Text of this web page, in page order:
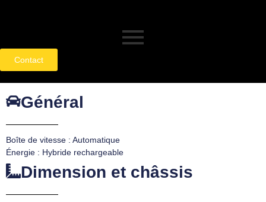
Contact
Général
Boîte de vitesse : Automatique
Énergie : Hybride rechargeable
Dimension et châssis